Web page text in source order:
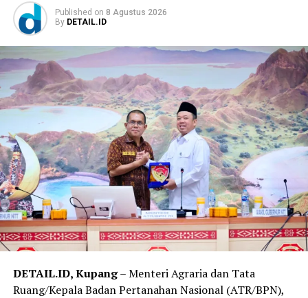
Published on 8 Agustus 2026
By DETAIL.ID
DETAIL.ID, Kupang– Menteri Agraria dan Tata
Ruang/Kepala Badan Pertanahan Nasional (ATR/BPN),